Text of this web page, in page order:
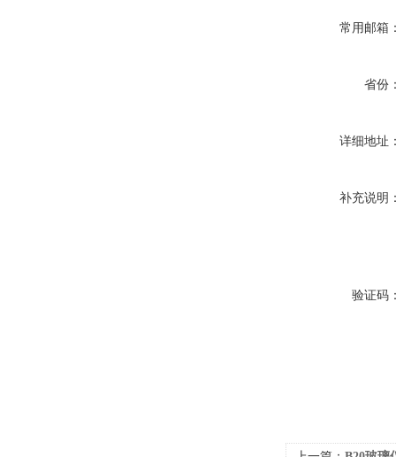
常用邮箱
省份
详细地址
补充说明
验证码